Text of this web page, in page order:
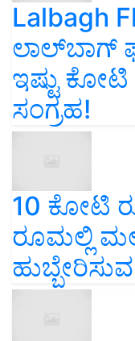
Lalbagh
ಲಾಲ್‌ಬಾಗ್
ಇಷ್ಟು
ಸಂಗ್ರಹ!
10 ಕೋಟಿ
ರೂಮಲ್ಲಿ